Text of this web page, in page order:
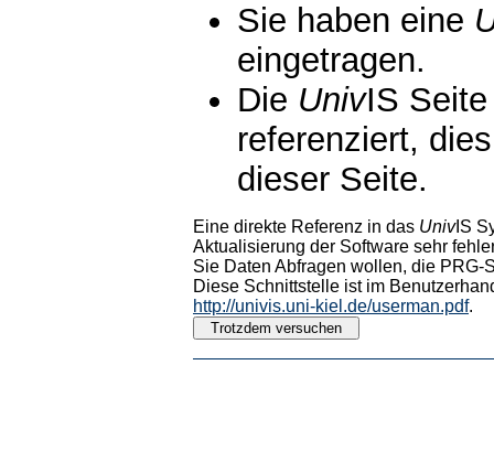
Sie haben eine
eingetragen.
Die UnivIS
referenziert,
dieser Seite.
Eine direkte Referenz in das UnivIS
Aktualisierung der Software sehr
Sie Daten Abfragen wollen, die PRG-
Diese Schnittstelle ist im
http://univis.uni-kiel.de/userman.pdf.